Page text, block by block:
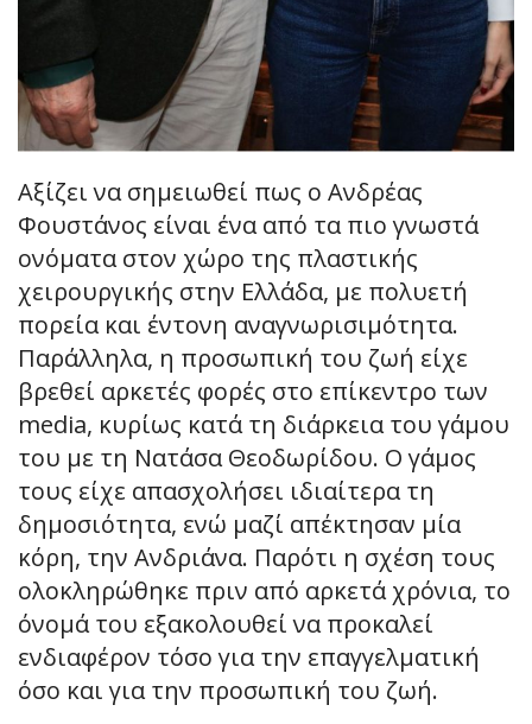
Αξίζει να σημειωθεί πως ο Ανδρέας
Φουστάνος είναι ένα από τα πιο γνωστά
ονόματα στον χώρο της πλαστικής
χειρουργικής στην Ελλάδα, με πολυετή
πορεία και έντονη αναγνωρισιμότητα.
Παράλληλα, η προσωπική του ζωή είχε
βρεθεί αρκετές φορές στο επίκεντρο των
media, κυρίως κατά τη διάρκεια του γάμου
του με τη Νατάσα Θεοδωρίδου. Ο γάμος
τους είχε απασχολήσει ιδιαίτερα τη
δημοσιότητα, ενώ μαζί απέκτησαν μία
κόρη, την Ανδριάνα. Παρότι η σχέση τους
ολοκληρώθηκε πριν από αρκετά χρόνια, το
όνομά του εξακολουθεί να προκαλεί
ενδιαφέρον τόσο για την επαγγελματική
όσο και για την προσωπική του ζωή.